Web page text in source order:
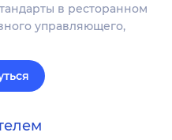
в ресторанном
управляющего,